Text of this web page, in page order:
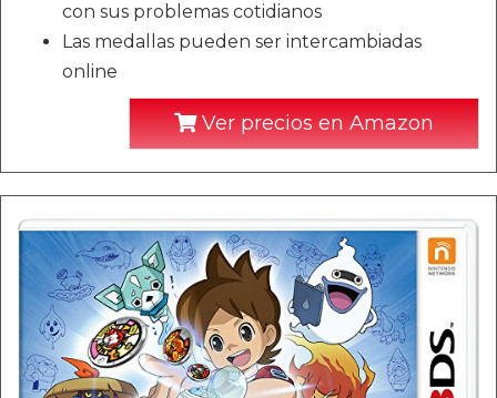
con sus problemas cotidianos
Las medallas pueden ser intercambiadas
online
Ver precios en Amazon